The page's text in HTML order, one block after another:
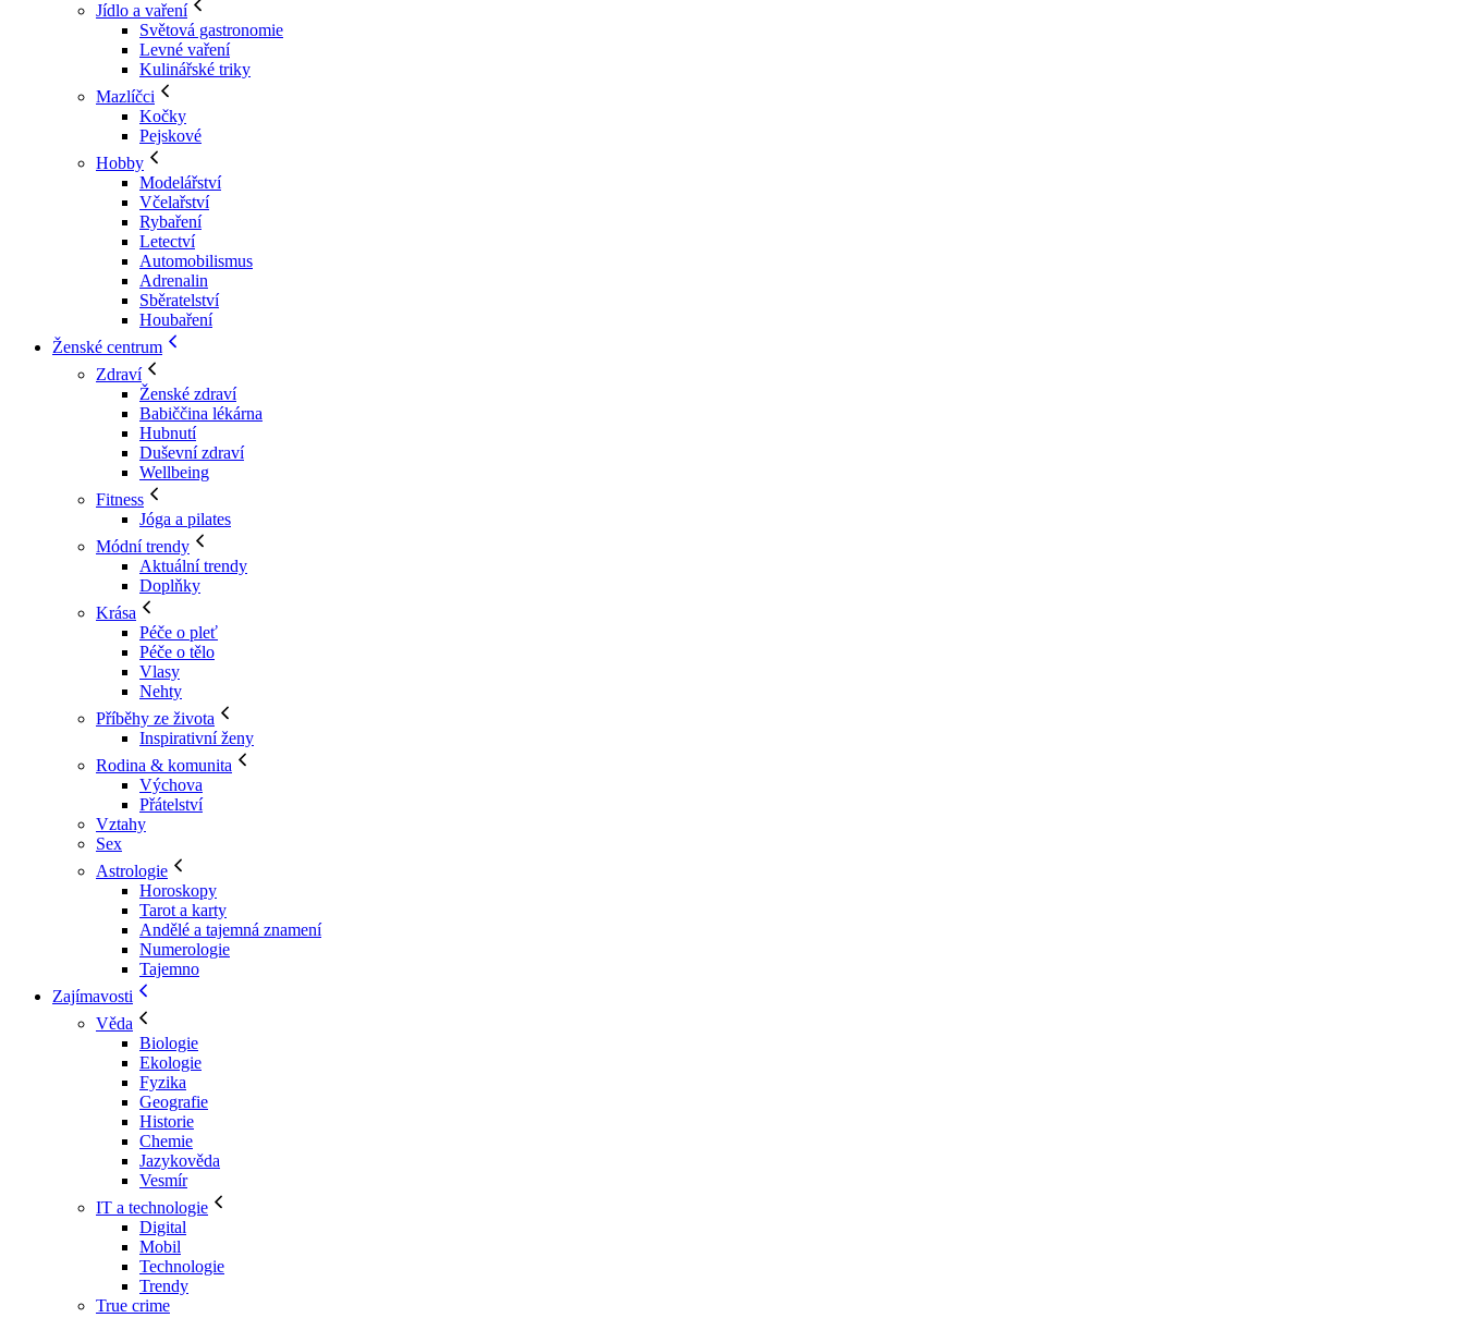
Jídlo a vaření
Světová gastronomie
Levné vaření
Kulinářské triky
Mazlíčci
Kočky
Pejskové
Hobby
Modelářství
Včelařství
Rybaření
Letectví
Automobilismus
Adrenalin
Sběratelství
Houbaření
Ženské centrum
Zdraví
Ženské zdraví
Babiččina lékárna
Hubnutí
Duševní zdraví
Wellbeing
Fitness
Jóga a pilates
Módní trendy
Aktuální trendy
Doplňky
Krása
Péče o pleť
Péče o tělo
Vlasy
Nehty
Příběhy ze života
Inspirativní ženy
Rodina & komunita
Výchova
Přátelství
Vztahy
Sex
Astrologie
Horoskopy
Tarot a karty
Andělé a tajemná znamení
Numerologie
Tajemno
Zajímavosti
Věda
Biologie
Ekologie
Fyzika
Geografie
Historie
Chemie
Jazykověda
Vesmír
IT a technologie
Digital
Mobil
Technologie
Trendy
True crime